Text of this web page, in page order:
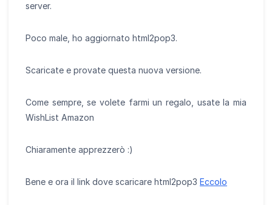
server.
Poco male, ho aggiornato html2pop3.
Scaricate e provate questa nuova versione.
Come sempre, se volete farmi un regalo, usate la mia
WishList Amazon
Chiaramente apprezzerò :)
Bene e ora il link dove scaricare html2pop3 Eccolo